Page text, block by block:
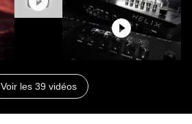
Voir les 39 vidéos